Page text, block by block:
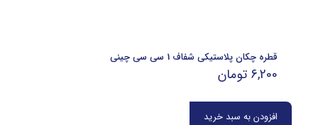
قطره چکان پلاستیکی شفاف 1 سی سی چینی
6,200 تومان
افزودن به سبد خرید